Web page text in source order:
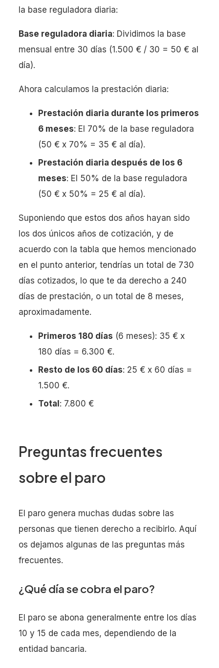
la base reguladora diaria:
Base reguladora diaria: Dividimos la base
mensual entre 30 días (1.500 € / 30 = 50 € al
día).
Ahora calculamos la prestación diaria:
Prestación diaria durante los primeros
6 meses: El 70% de la base reguladora
(50 € x 70% = 35 € al día).
Prestación diaria después de los 6
meses: El 50% de la base reguladora
(50 € x 50% = 25 € al día).
Suponiendo que estos dos años hayan sido
los dos únicos años de cotización, y de
acuerdo con la tabla que hemos mencionado
en el punto anterior, tendrías un total de 730
días cotizados, lo que te da derecho a 240
días de prestación, o un total de 8 meses,
aproximadamente.
Primeros 180 días (6 meses): 35 € x
180 días = 6.300 €.
Resto de los 60 días: 25 € x 60 días =
1.500 €.
Total: 7.800 €
Preguntas frecuentes
sobre el paro
El paro genera muchas dudas sobre las
personas que tienen derecho a recibirlo. Aquí
os dejamos algunas de las preguntas más
frecuentes.
¿Qué día se cobra el paro?
El paro se abona generalmente entre los días
10 y 15 de cada mes, dependiendo de la
entidad bancaria.